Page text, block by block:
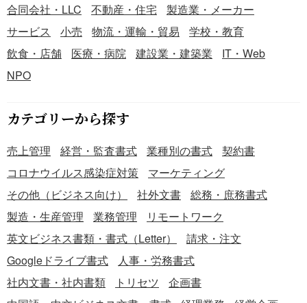
します。 ＜来訪者のプライバシーに配慮＞ 一人一枚方式や
受付での代行記入、施錠保管など、他者に閲覧されない運
用を徹底します。 ＜本人請求・漏えい時対応の窓口を明確
化＞ 開示・訂正・利用停止等の請求先や、漏えい時の報
告・通知方針を記載し、社内規程と整合させます。 ■テン
両立＞ 利用目的・保存期間・破棄方法・請求窓口を文面に
組み込み、日常運用の中で個人情報保護法への配慮を実装
できます。 ＜来訪者記録を効率的に管理し、証跡として活
用可能＞ 入退室情報を一覧化することで履歴を即時把握で
き、トラブル時の調査・説明資料としても有用です。 ​
合同会社・LLC 不動産・住宅
製造業・メーカー
サービス
小売 物流・運輸・貿易
学校・教育
飲食・店舗
医療・病院 建設業・建築業
IT・Web
NPO
カテゴリーから探す
売上管理 経営・監査書式 業種別の書式
契約書
コロナウイルス感染症対策
マーケティング
その他（ビジネス向け）
社外文書
総務・庶務書式
製造・生産管理
業務管理
リモートワーク
英文ビジネス書類・書式（Letter）
請求・注文
Googleドライブ書式
人事・労務書式
社内文書・社内書類
トリセツ
企画書